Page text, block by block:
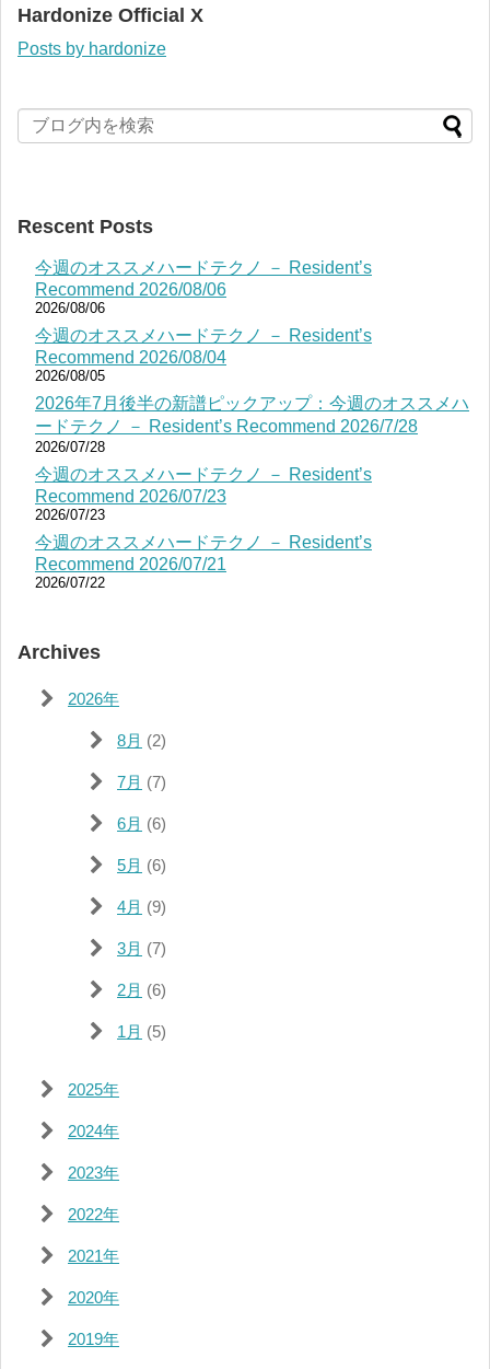
Hardonize Official X
Posts by hardonize
Rescent Posts
今週のオススメハードテクノ － Resident’s
Recommend 2026/08/06
2026/08/06
今週のオススメハードテクノ － Resident’s
Recommend 2026/08/04
2026/08/05
2026年7月後半の新譜ピックアップ：今週のオススメハ
ードテクノ － Resident’s Recommend 2026/7/28
2026/07/28
今週のオススメハードテクノ － Resident’s
Recommend 2026/07/23
2026/07/23
今週のオススメハードテクノ － Resident’s
Recommend 2026/07/21
2026/07/22
Archives
2026年
8月 (2)
7月 (7)
6月 (6)
5月 (6)
4月 (9)
3月 (7)
2月 (6)
1月 (5)
2025年
2024年
2023年
2022年
2021年
2020年
2019年